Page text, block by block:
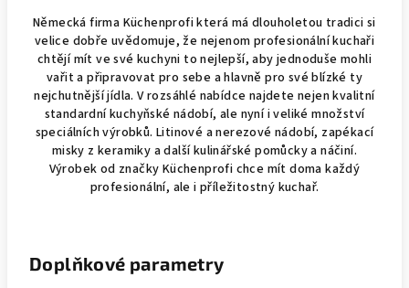
Německá firma Küchenprofi která má dlouholetou tradici si
velice dobře uvědomuje, že nejenom profesionální kuchaři
chtějí mít ve své kuchyni to nejlepší, aby jednoduše mohli
vařit a připravovat pro sebe a hlavně pro své blízké ty
nejchutnější jídla. V rozsáhlé nabídce najdete nejen kvalitní
standardní kuchyňské nádobí, ale nyní i veliké množství
speciálních výrobků. Litinové a nerezové nádobí, zapékací
misky z keramiky a další kulinářské pomůcky a náčiní.
Výrobek od značky Küchenprofi chce mít doma každý
profesionální, ale i příležitostný kuchař.
Doplňkové parametry